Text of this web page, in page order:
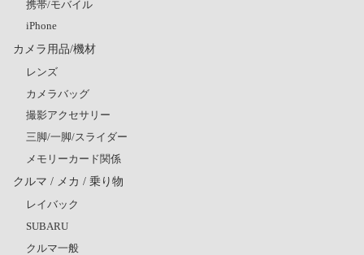
携帯/モバイル
iPhone
カメラ用品/機材
レンズ
カメラバッグ
撮影アクセサリー
三脚/一脚/スライダー
メモリーカード関係
クルマ / メカ / 乗り物
レイバック
SUBARU
クルマ一般